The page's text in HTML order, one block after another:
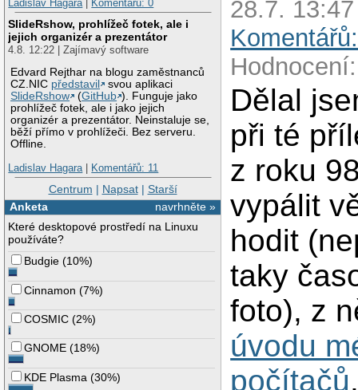
Ladislav Hagara| Komentářů: 0
SlideRshow, prohlížeč fotek, ale i
jejich organizér a prezentátor
4.8. 12:22 | Zajímavý software
Edvard Rejthar na blogu zaměstnanců
CZ.NIC představil
svou aplikaci
SlideRshow
(GitHub ). Funguje jako
prohlížeč fotek, ale i jako jejich
organizér a prezentátor. Neinstaluje se,
běží přímo v prohlížeči. Bez serveru.
Offline.
Ladislav Hagara| Komentářů: 11
Centrum | Napsat| Starší
navrhněte »
Anketa
Které desktopové prostředí na Linuxu
používáte?
Budgie (10%)
Cinnamon (7%)
COSMIC (2%)
GNOME (18%)
KDE Plasma (30%)
28.7.
Dělal
při té
z roku
vypálit
hodit
taky
foto), z
úvodu
počítačů